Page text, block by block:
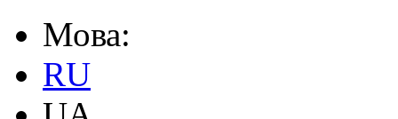
Мова:
RU